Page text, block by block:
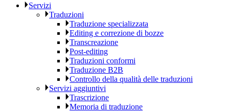
Servizi
Traduzioni
Traduzione specializzata
Editing e correzione di bozze
Transcreazione
Post-editing
Traduzioni conformi
Traduzione B2B
Controllo della qualità delle traduzioni
Servizi aggiuntivi
Trascrizione
Memoria di traduzione